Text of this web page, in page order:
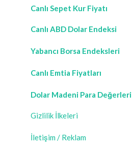
Canlı Sepet Kur Fiyatı
Canlı ABD Dolar Endeksi
Yabancı Borsa Endeksleri
Canlı Emtia Fiyatları
Dolar Madeni Para Değerleri
Gizlilik İlkeleri
İletişim / Reklam